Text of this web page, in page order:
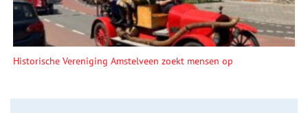
Historische Vereniging Amstelveen zoekt mensen op